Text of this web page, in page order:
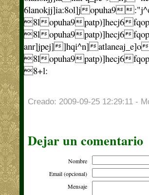
6lanokjj]ia:8ol]jopuha9
8lopuha9patp)]hecj6
8lopuha9patp)]hecj6
anr]jpej]]hqi^n]
8lopuha9patp)]hecj6
8+l:
Creado: 2009-09-25 12:29:11 -
Dejar un comentario
Nombre
Email (opcional)
Mensaje